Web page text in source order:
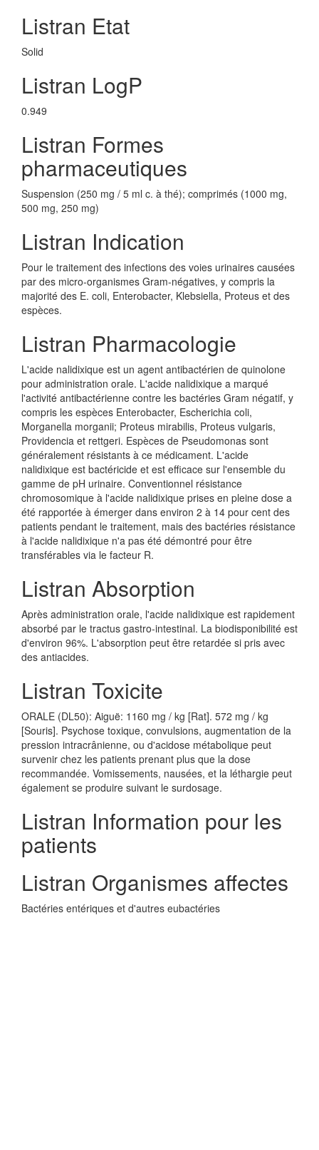
Listran Etat
Solid
Listran LogP
0.949
Listran Formes
pharmaceutiques
Suspension (250 mg / 5 ml c. à thé); comprimés (1000 mg,
500 mg, 250 mg)
Listran Indication
Pour le traitement des infections des voies urinaires causées
par des micro-organismes Gram-négatives, y compris la
majorité des E. coli, Enterobacter, Klebsiella, Proteus et des
espèces.
Listran Pharmacologie
L'acide nalidixique est un agent antibactérien de quinolone
pour administration orale. L'acide nalidixique a marqué
l'activité antibactérienne contre les bactéries Gram négatif, y
compris les espèces Enterobacter, Escherichia coli,
Morganella morganii; Proteus mirabilis, Proteus vulgaris,
Providencia et rettgeri. Espèces de Pseudomonas sont
généralement résistants à ce médicament. L'acide
nalidixique est bactéricide et est efficace sur l'ensemble du
gamme de pH urinaire. Conventionnel résistance
chromosomique à l'acide nalidixique prises en pleine dose a
été rapportée à émerger dans environ 2 à 14 pour cent des
patients pendant le traitement, mais des bactéries résistance
à l'acide nalidixique n'a pas été démontré pour être
transférables via le facteur R.
Listran Absorption
Après administration orale, l'acide nalidixique est rapidement
absorbé par le tractus gastro-intestinal. La biodisponibilité est
d'environ 96%. L'absorption peut être retardée si pris avec
des antiacides.
Listran Toxicite
ORALE (DL50): Aiguë: 1160 mg / kg [Rat]. 572 mg / kg
[Souris]. Psychose toxique, convulsions, augmentation de la
pression intracrânienne, ou d'acidose métabolique peut
survenir chez les patients prenant plus que la dose
recommandée. Vomissements, nausées, et la léthargie peut
également se produire suivant le surdosage.
Listran Information pour les
patients
Listran Organismes affectes
Bactéries entériques et d'autres eubactéries